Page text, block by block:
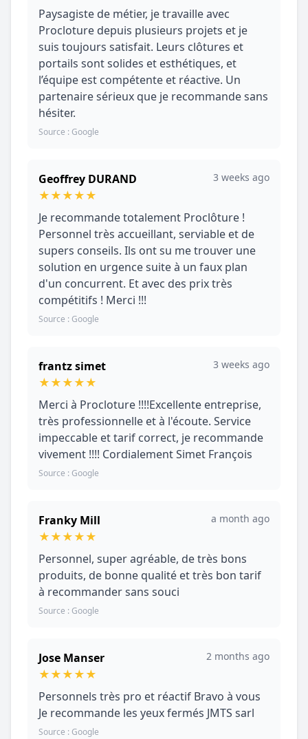
Paysagiste de métier, je travaille avec
Procloture depuis plusieurs projets et je
suis toujours satisfait. Leurs clôtures et
portails sont solides et esthétiques, et
l’équipe est compétente et réactive. Un
partenaire sérieux que je recommande sans
hésiter.
Source : Google
Geoffrey DURAND
★★★★★
3 weeks ago
Je recommande totalement Proclôture !
Personnel très accueillant, serviable et de
supers conseils. Ils ont su me trouver une
solution en urgence suite à un faux plan
d'un concurrent. Et avec des prix très
compétitifs ! Merci !!!
Source : Google
frantz simet
★★★★★
3 weeks ago
Merci à Procloture !!!!Excellente entreprise,
très professionnelle et à l'écoute. Service
impeccable et tarif correct, je recommande
vivement !!!! Cordialement Simet François
Source : Google
Franky Mill
★★★★★
a month ago
Personnel, super agréable, de très bons
produits, de bonne qualité et très bon tarif
à recommander sans souci
Source : Google
Jose Manser
★★★★★
2 months ago
Personnels très pro et réactif Bravo à vous
Je recommande les yeux fermés JMTS sarl
Source : Google